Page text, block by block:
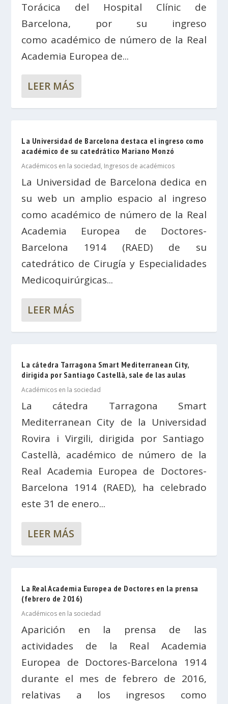
Torácica del Hospital Clínic de
Barcelona, por su ingreso
como académico de número de la Real
Academia Europea de...
LEER MÁS
La Universidad de Barcelona destaca el ingreso como
académico de su catedrático Mariano Monzó
Académicos en la sociedad, Ingresos de académicos
La Universidad de Barcelona dedica en
su web un amplio espacio al ingreso
como académico de número de la Real
Academia Europea de Doctores-
Barcelona 1914 (RAED) de su
catedrático de Cirugía y Especialidades
Medicoquirúrgicas...
LEER MÁS
La cátedra Tarragona Smart Mediterranean City,
dirigida por Santiago Castellà, sale de las aulas
Académicos en la sociedad
La cátedra Tarragona Smart
Mediterranean City de la Universidad
Rovira i Virgili, dirigida por Santiago
Castellà, académico de número de la
Real Academia Europea de Doctores-
Barcelona 1914 (RAED), ha celebrado
este 31 de enero...
LEER MÁS
La Real Academia Europea de Doctores en la prensa
(febrero de 2016)
Académicos en la sociedad
Aparición en la prensa de las
actividades de la Real Academia
Europea de Doctores-Barcelona 1914
durante el mes de febrero de 2016,
relativas a los ingresos como